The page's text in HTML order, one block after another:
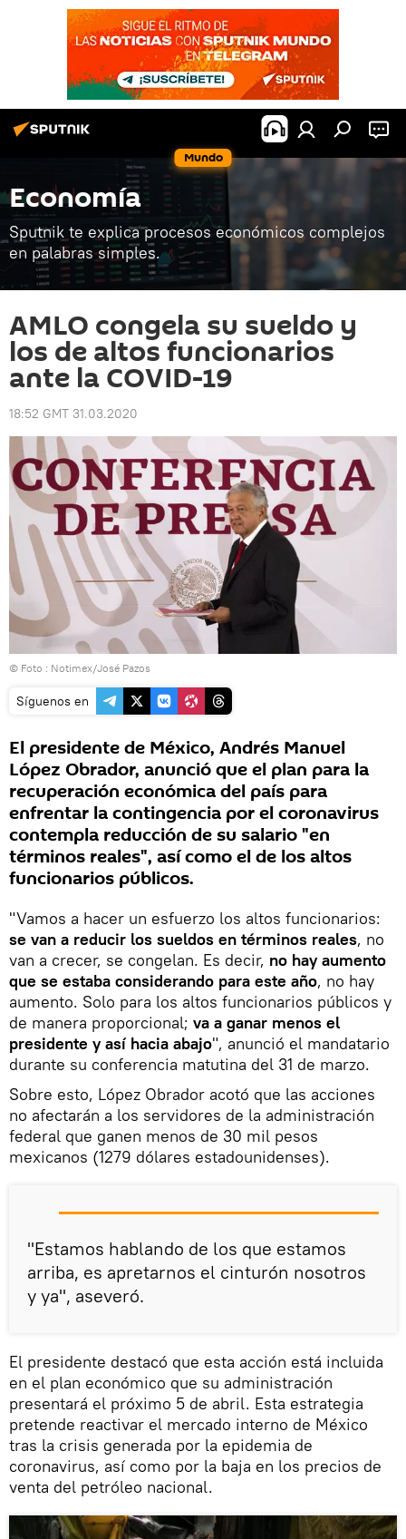
Mundo
Economía
Sputnik te explica procesos económicos complejos
en palabras simples.
AMLO congela su sueldo y
los de altos funcionarios
ante la COVID-19
18:52 GMT 31.03.2020
© Foto : Notimex/José Pazos
Síguenos en
El presidente de México, Andrés Manuel
López Obrador, anunció que el plan para la
recuperación económica del país para
enfrentar la contingencia por el coronavirus
contempla reducción de su salario "en
términos reales", así como el de los altos
funcionarios públicos.
"Vamos a hacer un esfuerzo los altos funcionarios:
se van a reducir los sueldos en términos reales, no
van a crecer, se congelan. Es decir, no hay aumento
que se estaba considerando para este año, no hay
aumento. Solo para los altos funcionarios públicos y
de manera proporcional; va a ganar menos el
presidente y así hacia abajo", anunció el mandatario
durante su conferencia matutina del 31 de marzo.
Sobre esto, López Obrador acotó que las acciones
no afectarán a los servidores de la administración
federal que ganen menos de 30 mil pesos
mexicanos (1279 dólares estadounidenses).
"Estamos hablando de los que estamos
arriba, es apretarnos el cinturón nosotros
y ya", aseveró.
El presidente destacó que esta acción está incluida
en el plan económico que su administración
presentará el próximo 5 de abril. Esta estrategia
pretende reactivar el mercado interno de México
tras la crisis generada por la epidemia de
coronavirus, así como por la baja en los precios de
venta del petróleo nacional.